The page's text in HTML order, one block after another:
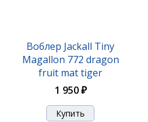
Воблер Jackall Tiny
Magallon 772 dragon
fruit mat tiger
1 950 ₽